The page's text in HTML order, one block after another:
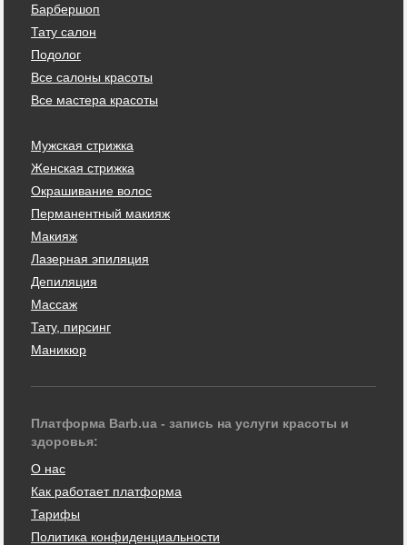
Барбершоп
Тату салон
Подолог
Все салоны красоты
Все мастера красоты
Мужская стрижка
Женская стрижка
Окрашивание волос
Перманентный макияж
Макияж
Лазерная эпиляция
Депиляция
Массаж
Тату, пирсинг
Маникюр
Платформа Barb.ua - запись на услуги красоты и
здоровья:
О нас
Как работает платформа
Тарифы
Политика конфиденциальности